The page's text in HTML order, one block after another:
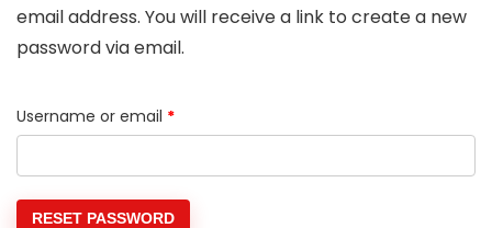
email address. You will receive a link to create a new
password via email.
Username or email *Required
RESET PASSWORD